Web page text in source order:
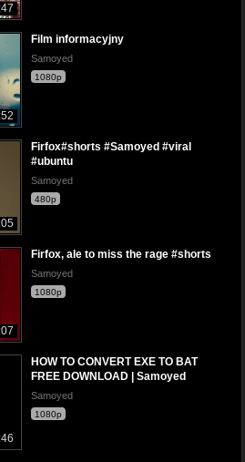
Film informacyjny
Samoyed
1080p
Firfox#shorts #Samoyed #viral
#ubuntu
Samoyed
480p
Firfox, ale to miss the rage #shorts
Samoyed
1080p
HOW TO CONVERT EXE TO BAT
FREE DOWNLOAD | Samoyed
Samoyed
1080p